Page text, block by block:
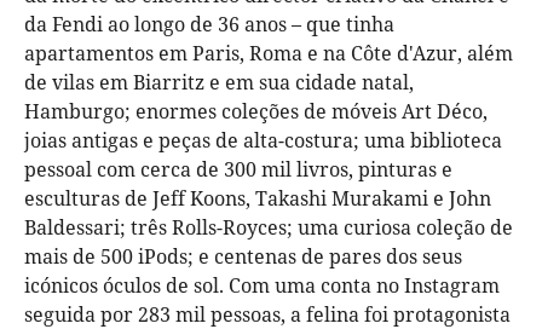
da Fendi ao longo de 36 anos – que tinha
apartamentos em Paris, Roma e na Côte d'Azur, além
de vilas em Biarritz e em sua cidade natal,
Hamburgo; enormes coleções de móveis Art Déco,
joias antigas e peças de alta-costura; uma biblioteca
pessoal com cerca de 300 mil livros, pinturas e
esculturas de Jeff Koons, Takashi Murakami e John
Baldessari; três Rolls-Royces; uma curiosa coleção de
mais de 500 iPods; e centenas de pares dos seus
icónicos óculos de sol. Com uma conta no Instagram
seguida por 283 mil pessoas, a felina foi protagonista